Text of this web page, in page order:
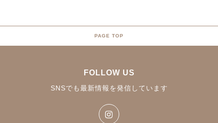
PAGE TOP
FOLLOW US
SNSでも最新情報を発信しています